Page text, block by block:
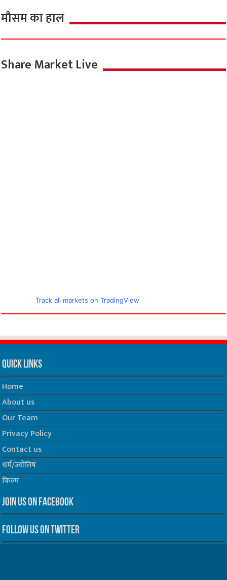
मौसम का हाल
Share Market Live
Track all markets on TradingView
Quick Links
Home
About us
Our Team
Privacy Policy
Contact us
धर्म/ज्योतिष
फिल्म
Join us on Facebook
Follow us on Twitter